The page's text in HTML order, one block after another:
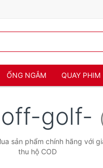
ỐNG NGẮM QUAY PHIM
golf-
sản phẩm chính hãng với
thu hộ COD